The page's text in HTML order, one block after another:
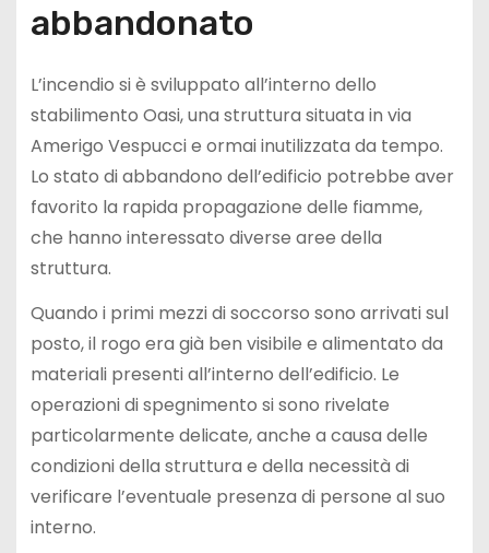
abbandonato
L’incendio si è sviluppato all’interno dello
stabilimento Oasi, una struttura situata in via
Amerigo Vespucci e ormai inutilizzata da tempo.
Lo stato di abbandono dell’edificio potrebbe aver
favorito la rapida propagazione delle fiamme,
che hanno interessato diverse aree della
struttura.
Quando i primi mezzi di soccorso sono arrivati sul
posto, il rogo era già ben visibile e alimentato da
materiali presenti all’interno dell’edificio. Le
operazioni di spegnimento si sono rivelate
particolarmente delicate, anche a causa delle
condizioni della struttura e della necessità di
verificare l’eventuale presenza di persone al suo
interno.